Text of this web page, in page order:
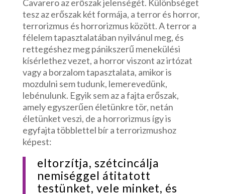
Cavarero az erőszak jelenségét. Különbséget
tesz az erőszak két formája, a terror és horror,
terrorizmus és horrorizmus között. A terror a
félelem tapasztalatában nyilvánul meg, és
rettegéshez meg pánikszerű menekülési
kísérlethez vezet, a horror viszont az irtózat
vagy a borzalom tapasztalata, amikor is
mozdulni sem tudunk, lemerevedünk,
lebénulunk. Egyik sem az a fajta erőszak,
amely egyszerűen életünkre tör, netán
életünket veszi, de a horrorizmus így is
egyfajta többlettel bír a terrorizmushoz
képest:
eltorzítja, szétcincálja
nemiséggel átitatott
testünket, vele minket, és